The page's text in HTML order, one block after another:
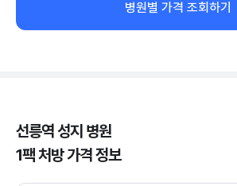
병원별 가격 조회하기
선릉역 성지 병원
1팩 처방 가격 정보